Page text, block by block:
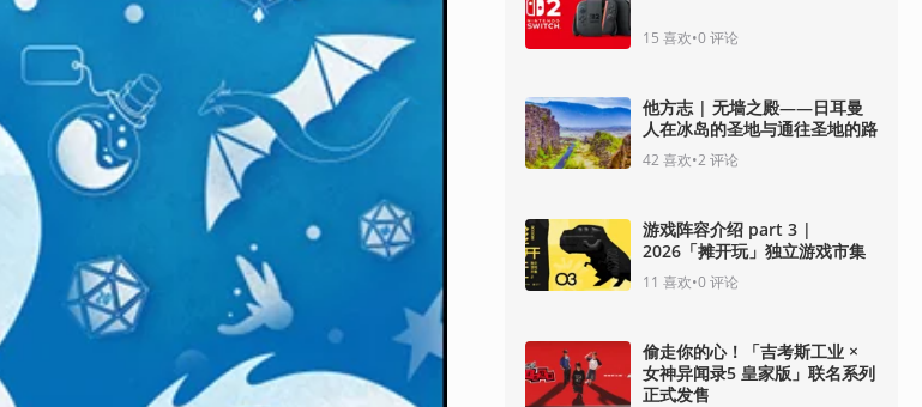
15 喜欢•0评论
他方志 | 无墙之殿——日耳曼
人在冰岛的圣地与通往圣地的路
42 喜欢•2 评论
游戏阵容介绍 part 3 |
2026「摊开玩」独立游戏市集
11 喜欢•0评论
偷走你的心！「吉考斯工业 ×
女神异闻录5 皇家版」联名系列
正式发售